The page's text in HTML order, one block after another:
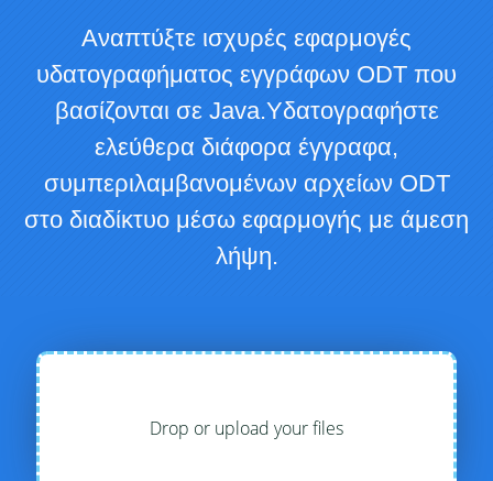
Αναπτύξτε ισχυρές εφαρμογές
υδατογραφήματος εγγράφων ODT που
βασίζονται σε Java.Υδατογραφήστε
ελεύθερα διάφορα έγγραφα,
συμπεριλαμβανομένων αρχείων ODT
στο διαδίκτυο μέσω εφαρμογής με άμεση
λήψη.